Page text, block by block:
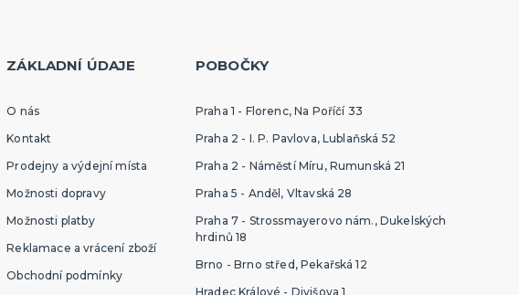
ZÁKLADNÍ ÚDAJE
O nás
Kontakt
Prodejny a výdejní místa
Možnosti dopravy
Možnosti platby
Reklamace a vrácení zboží
Obchodní podmínky
POBOČKY
Praha 1 - Florenc, Na Poříčí 33
Praha 2 - I. P. Pavlova, Lublaňská 52
Praha 2 - Náměstí Míru, Rumunská 21
Praha 5 - Anděl, Vltavská 28
Praha 7 - Strossmayerovo nám., Dukelských
hrdinů 18
Brno - Brno střed, Pekařská 12
Hradec Králové - Divišova 1